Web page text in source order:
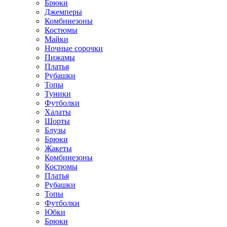
Брюки
Джемперы
Комбинезоны
Костюмы
Майки
Ночные сорочки
Пижамы
Платья
Рубашки
Топы
Туники
Футболки
Халаты
Шорты
Блузы
Брюки
Жакеты
Комбинезоны
Костюмы
Платья
Рубашки
Топы
Футболки
Юбки
Брюки